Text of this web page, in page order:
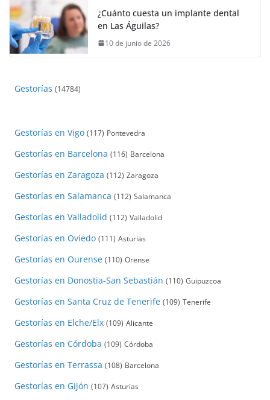
¿Cuánto cuesta un implante dental
en Las Águilas?
10 de junio de 2026
Gestorías (14784)
Gestorías en Vigo (117) Pontevedra
Gestorías en Barcelona (116) Barcelona
Gestorías en Zaragoza (112) Zaragoza
Gestorías en Salamanca (112) Salamanca
Gestorías en Valladolid (112) Valladolid
Gestorías en Oviedo (111) Asturias
Gestorías en Ourense (110) Orense
Gestorías en Donostia-San Sebastián (110) Guipuzcoa
Gestorías en Santa Cruz de Tenerife (109) Tenerife
Gestorías en Elche/Elx (109) Alicante
Gestorías en Córdoba (109) Córdoba
Gestorías en Terrassa (108) Barcelona
Gestorías en Gijón (107) Asturias